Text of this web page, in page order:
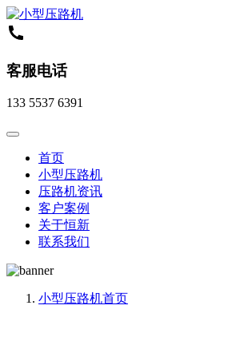
客服电话
133 5537 6391
首页
小型压路机
压路机资讯
客户案例
关于恒新
联系我们
小型压路机首页